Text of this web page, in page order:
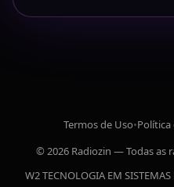
Termos de Uso•Política
© 2026 Radiozin — Todas as
W2 TECNOLOGIA EM